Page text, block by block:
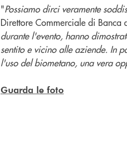
"Possiamo dirci veramente
Direttore Commerciale di Banca
durante l'evento, hanno
sentito e vicino alle aziende. In
l'uso del biometano, una vera
Guarda le foto